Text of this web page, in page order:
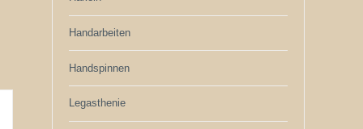
Handarbeiten
Handspinnen
Legasthenie